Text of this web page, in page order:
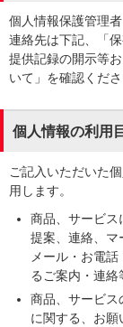
個人情報保護管理
連絡先は下記、「
提供記録の開示等
いて」を確認くださ
個人情報の利用
ご記入いただいた
用します。
商品、サービス
提案、連絡、マ
メール・お電
るご案内・連絡
商品、サービス
に関する、お